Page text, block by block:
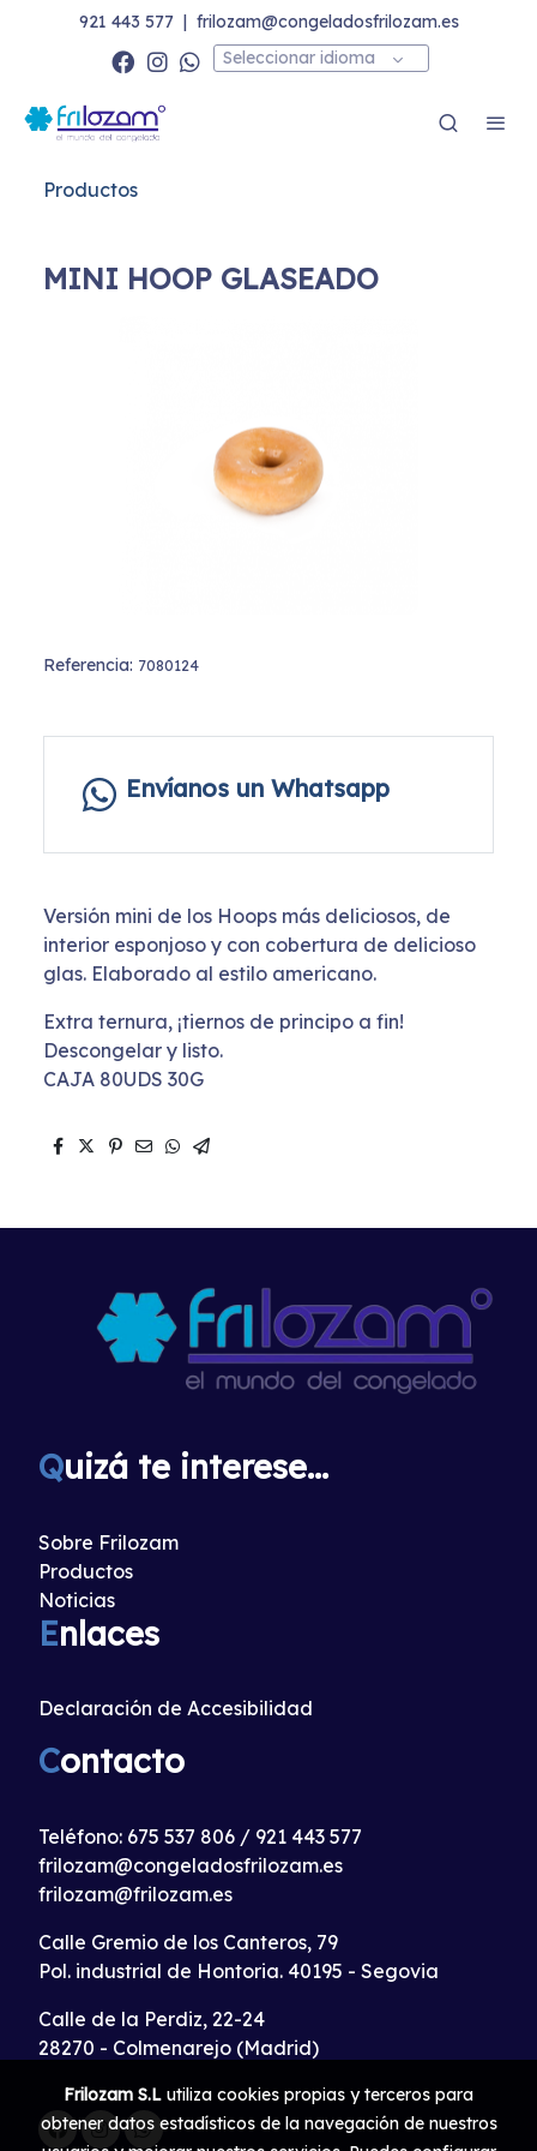
921 443 577 | frilozam@congeladosfrilozam.es
Seleccionar idioma
Productos
MINI HOOP GLASEADO
Referencia: 7080124
Envíanos un Whatsapp
Versión mini de los Hoops más deliciosos, de
interior esponjoso y con cobertura de delicioso
glas. Elaborado al estilo americano.
Extra ternura, ¡tiernos de principo a fin!
Descongelar y listo.
CAJA 80UDS 30G
Quizá te interese...
Sobre Frilozam
Productos
Noticias
Enlaces
Declaración de Accesibilidad
Contacto
Teléfono: 675 537 806 / 921 443 577
frilozam@congeladosfrilozam.es
frilozam@frilozam.es
Calle Gremio de los Canteros, 79
Pol. industrial de Hontoria. 40195 - Segovia
Calle de la Perdiz, 22-24
28270 - Colmenarejo (Madrid)
Frilozam S.L utiliza cookies propias y terceros para
obtener datos estadísticos de la navegación de nuestros